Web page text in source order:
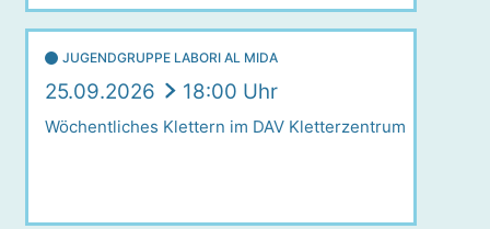
JUGENDGRUPPE LABORI AL MIDA
25.09.2026 18:00 Uhr
Wöchentliches Klettern im DAV Kletterzentrum